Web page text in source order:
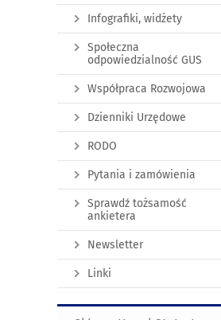
Infografiki, widżety
Społeczna
odpowiedzialność GUS
Współpraca Rozwojowa
Dzienniki Urzędowe
RODO
Pytania i zamówienia
Sprawdź tożsamość
ankietera
Newsletter
Linki